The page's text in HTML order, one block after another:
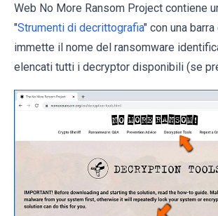
Web No More Ransom Project contiene
"Strumenti di decrittografia" con una
immette il nome del ransomware
elencati tutti i decryptor disponibili (se